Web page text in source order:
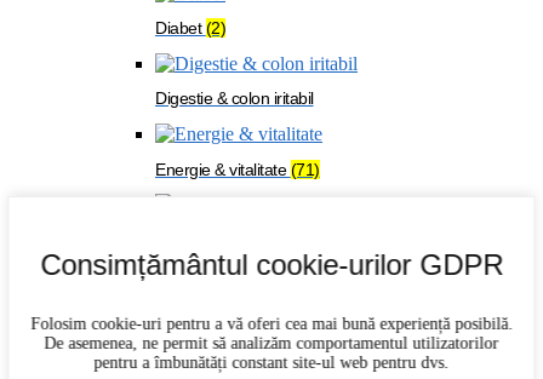
Diabet(2)
Digestie & colon iritabil
Energie & vitalitate(71)
Consimțământul cookie-urilor GDPR
Folosim cookie-uri pentru a vă oferi cea mai bună experiență posibilă.
De asemenea, ne permit să analizăm comportamentul utilizatorilor
pentru a îmbunătăți constant site-ul web pentru dvs.